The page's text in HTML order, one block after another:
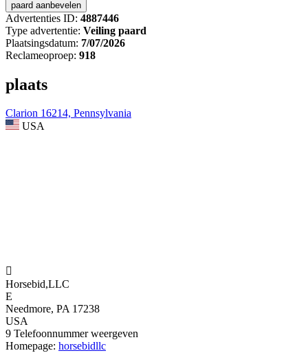
Advertenties ID: 4887446
Type advertentie: Veiling paard
Plaatsingsdatum: 7/07/2026
Reclameoproep: 918
plaats
Clarion 16214, Pennsylvania
USA

Horsebid,LLC
E
Needmore, PA 17238
USA
9 Telefoonnummer weergeven
Homepage: horsebidllc